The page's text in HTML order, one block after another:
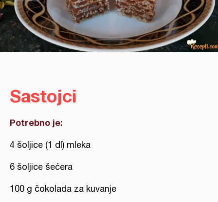
Sastojci
Potrebno je:
4 šoljice (1 dl) mleka
6 šoljice šećera
100 g čokolada za kuvanje